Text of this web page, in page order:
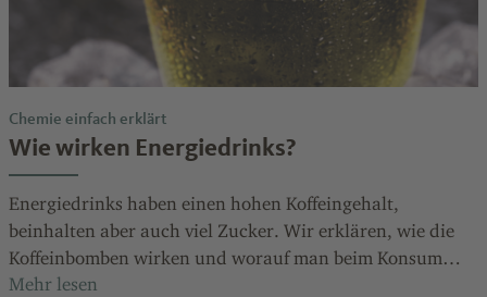
Chemie einfach erklärt
Wie wirken Energiedrinks?
Energiedrinks haben einen hohen Koffeingehalt,
beinhalten aber auch viel Zucker. Wir erklären, wie die
Koffeinbomben wirken und worauf man beim Konsum
achten sollte.